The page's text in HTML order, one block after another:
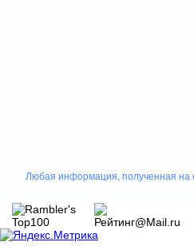
Любая информация, полученная на